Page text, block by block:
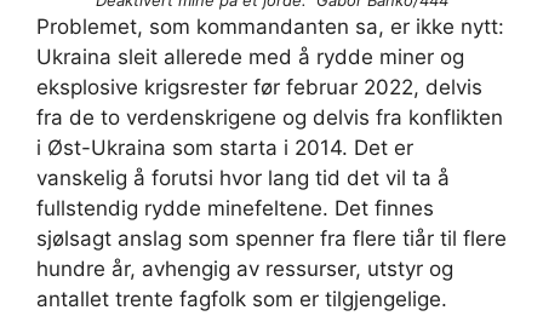
Problemet, som kommandanten sa, er ikke nytt:
Ukraina sleit allerede med å rydde miner og
eksplosive krigsrester før februar 2022, delvis
fra de to verdenskrigene og delvis fra konflikten
i Øst-Ukraina som starta i 2014. Det er
vanskelig å forutsi hvor lang tid det vil ta å
fullstendig rydde minefeltene. Det finnes
sjølsagt anslag som spenner fra flere tiår til flere
hundre år, avhengig av ressurser, utstyr og
antallet trente fagfolk som er tilgjengelige.